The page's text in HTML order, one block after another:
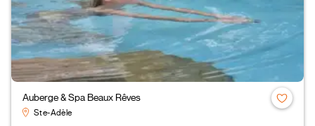
Auberge & Spa Beaux Rêves
Ste-Adèle